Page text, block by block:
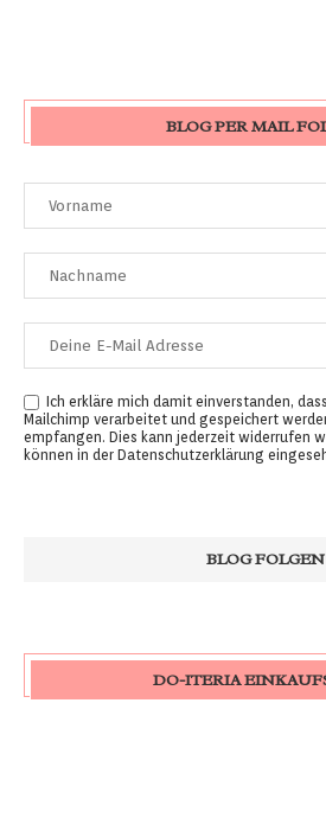
BLOG PER MAIL
Ich erkläre mich damit einverstanden,
Mailchimp verarbeitet und gespeichert
empfangen. Dies kann jederzeit widerrufen
können in der Datenschutzerklärung
DO-ITERIA